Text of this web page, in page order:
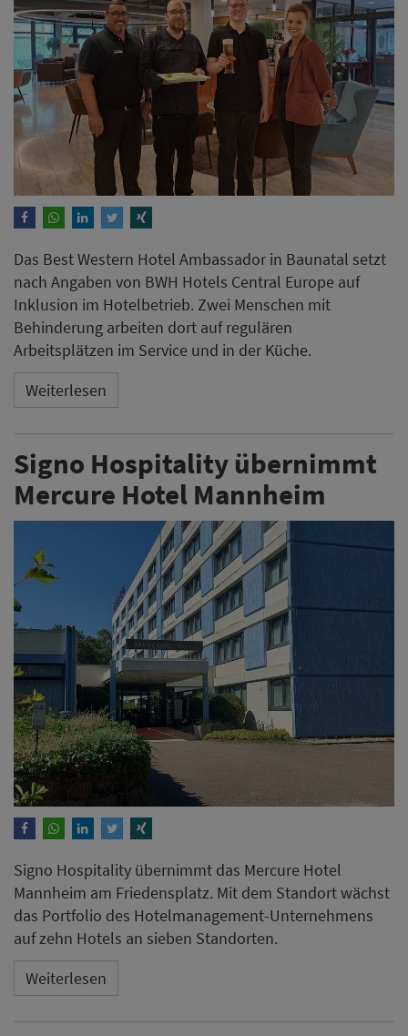
Das Best Western Hotel Ambassador in Baunatal setzt
nach Angaben von BWH Hotels Central Europe auf
Inklusion im Hotelbetrieb. Zwei Menschen mit
Behinderung arbeiten dort auf regulären
Arbeitsplätzen im Service und in der Küche.
Weiterlesen
Signo Hospitality übernimmt
Mercure Hotel Mannheim
Signo Hospitality übernimmt das Mercure Hotel
Mannheim am Friedensplatz. Mit dem Standort wächst
das Portfolio des Hotelmanagement-Unternehmens
auf zehn Hotels an sieben Standorten.
Weiterlesen